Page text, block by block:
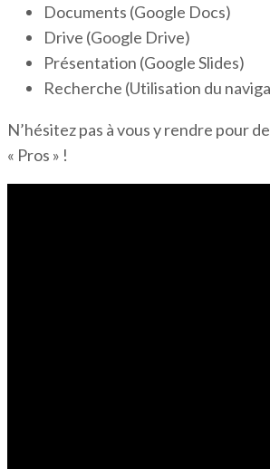
Documents (Google Docs)
Drive (Google Drive)
Présentation (Google Slides)
Recherche (Utilisation du
N’hésitez pas à vous y rendre pour
« Pros » !